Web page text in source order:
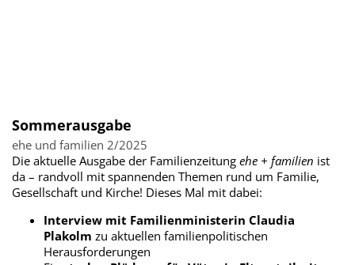
Sommerausgabe
ehe und familien 2/2025
Die aktuelle Ausgabe der Familienzeitung ehe + familien ist
da – randvoll mit spannenden Themen rund um Familie,
Gesellschaft und Kirche! Dieses Mal mit dabei:
Interview mit Familienministerin Claudia
Plakolm zu aktuellen familienpolitischen
Herausforderungen